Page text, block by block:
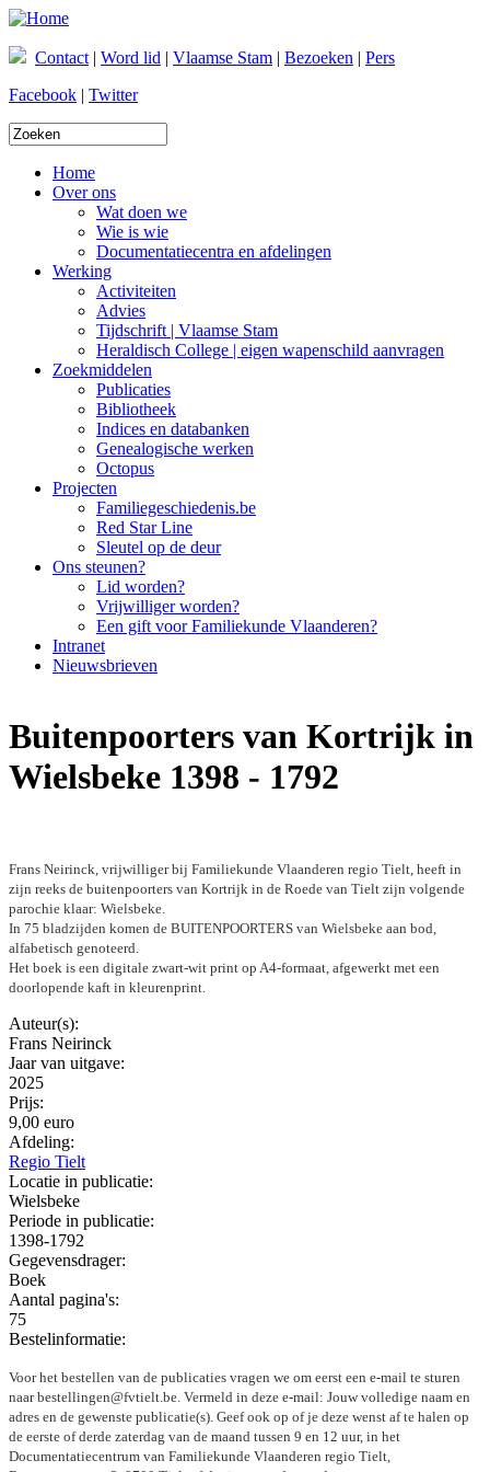
Overslaan en naar de inhoud gaan
Contact | Word lid | Vlaamse Stam | Bezoeken | Pers
Facebook | Twitter
Home
Over ons
Wat doen we
Wie is wie
Documentatiecentra en afdelingen
Werking
Activiteiten
Advies
Tijdschrift | Vlaamse Stam
Heraldisch College | eigen wapenschild aanvragen
Zoekmiddelen
Publicaties
Bibliotheek
Indices en databanken
Genealogische werken
Octopus
Projecten
Familiegeschiedenis.be
Red Star Line
Sleutel op de deur
Ons steunen?
Lid worden?
Vrijwilliger worden?
Een gift voor Familiekunde Vlaanderen?
Intranet
Nieuwsbrieven
Buitenpoorters van Kortrijk in
Wielsbeke 1398 - 1792
Frans Neirinck, vrijwilliger bij Familiekunde Vlaanderen regio Tielt, heeft in
zijn reeks de buitenpoorters van Kortrijk in de Roede van Tielt zijn volgende
parochie klaar: Wielsbeke.
In 75 bladzijden komen de BUITENPOORTERS van Wielsbeke aan bod,
alfabetisch genoteerd.
Het boek is een digitale zwart-wit print op A4-formaat, afgewerkt met een
doorlopende kaft in kleurenprint.
Auteur(s):
Frans Neirinck
Jaar van uitgave:
2025
Prijs:
9,00 euro
Afdeling:
Regio Tielt
Locatie in publicatie:
Wielsbeke
Periode in publicatie:
1398-1792
Gegevensdrager:
Boek
Aantal pagina's:
75
Bestelinformatie:
Voor het bestellen van de publicaties vragen we om eerst een e-mail te sturen
naar bestellingen@fvtielt.be. Vermeld in deze e-mail: Jouw volledige naam en
adres en de gewenste publicatie(s). Geef ook op of je deze wenst af te halen op
de eerste of derde zaterdag van de maand tussen 9 en 12 uur, in het
Documentatiecentrum van Familiekunde Vlaanderen regio Tielt,